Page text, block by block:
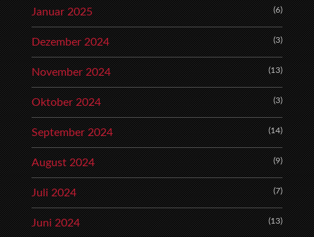
Januar 2025 (6)
Dezember 2024 (3)
November 2024 (13)
Oktober 2024 (3)
September 2024 (14)
August 2024 (9)
Juli 2024 (7)
Juni 2024 (13)